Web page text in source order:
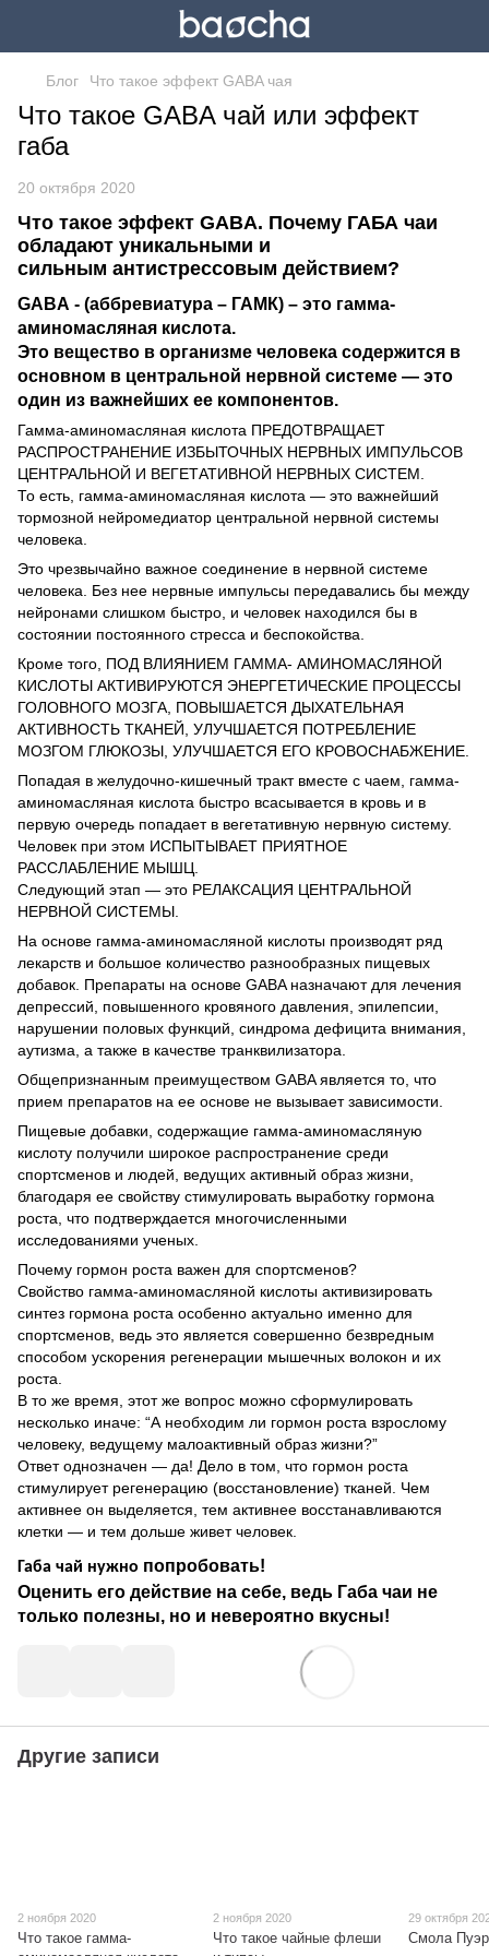
Блог Что такое эффект GABA чая
Что такое GABA чай или эффект
габа
20 октября 2020
Что такое эффект GABA. Почему ГАБА чаи
обладают уникальными и
сильным антистрессовым действием?
GABA - (аббревиатура – ГАМК) – это гамма-
аминомасляная кислота.
Это вещество в организме человека содержится в
основном в центральной нервной системе — это
один из важнейших ее компонентов.
Гамма-аминомасляная кислота ПРЕДОТВРАЩАЕТ
РАСПРОСТРАНЕНИЕ ИЗБЫТОЧНЫХ НЕРВНЫХ ИМПУЛЬСОВ
ЦЕНТРАЛЬНОЙ И ВЕГЕТАТИВНОЙ НЕРВНЫХ СИСТЕМ.
То есть, гамма-аминомасляная кислота — это важнейший
тормозной нейромедиатор центральной нервной системы
человека.
Это чрезвычайно важное соединение в нервной системе
человека. Без нее нервные импульсы передавались бы между
нейронами слишком быстро, и человек находился бы в
состоянии постоянного стресса и беспокойства.
Кроме того, ПОД ВЛИЯНИЕМ ГАММА- АМИНОМАСЛЯНОЙ
КИСЛОТЫ АКТИВИРУЮТСЯ ЭНЕРГЕТИЧЕСКИЕ ПРОЦЕССЫ
ГОЛОВНОГО МОЗГА, ПОВЫШАЕТСЯ ДЫХАТЕЛЬНАЯ
АКТИВНОСТЬ ТКАНЕЙ, УЛУЧШАЕТСЯ ПОТРЕБЛЕНИЕ
МОЗГОМ ГЛЮКОЗЫ, УЛУЧШАЕТСЯ ЕГО КРОВОСНАБЖЕНИЕ.
Попадая в желудочно-кишечный тракт вместе с чаем, гамма-
аминомасляная кислота быстро всасывается в кровь и в
первую очередь попадает в вегетативную нервную систему.
Человек при этом ИСПЫТЫВАЕТ ПРИЯТНОЕ
РАССЛАБЛЕНИЕ МЫШЦ.
Следующий этап — это РЕЛАКСАЦИЯ ЦЕНТРАЛЬНОЙ
НЕРВНОЙ СИСТЕМЫ.
На основе гамма-аминомасляной кислоты производят ряд
лекарств и большое количество разнообразных пищевых
добавок. Препараты на основе GABA назначают для лечения
депрессий, повышенного кровяного давления, эпилепсии,
нарушении половых функций, синдрома дефицита внимания,
аутизма, а также в качестве транквилизатора.
Общепризнанным преимуществом GABA является то, что
прием препаратов на ее основе не вызывает зависимости.
Пищевые добавки, содержащие гамма-аминомасляную
кислоту получили широкое распространение среди
спортсменов и людей, ведущих активный образ жизни,
благодаря ее свойству стимулировать выработку гормона
роста, что подтверждается многочисленными
исследованиями ученых.
Почему гормон роста важен для спортсменов?
Свойство гамма-аминомасляной кислоты активизировать
синтез гормона роста особенно актуально именно для
спортсменов, ведь это является совершенно безвредным
способом ускорения регенерации мышечных волокон и их
роста.
В то же время, этот же вопрос можно сформулировать
несколько иначе: “А необходим ли гормон роста взрослому
человеку, ведущему малоактивный образ жизни?”
Ответ однозначен — да! Дело в том, что гормон роста
стимулирует регенерацию (восстановление) тканей. Чем
активнее он выделяется, тем активнее восстанавливаются
клетки — и тем дольше живет человек.
Габа чай нужно попробовать!
Оценить его действие на себе, ведь Габа чаи не
только полезны, но и невероятно вкусны!
Другие записи
2 ноября 2020
Что такое гамма-
2 ноября 2020
Что такое чайные флеши
29 октября
Смола